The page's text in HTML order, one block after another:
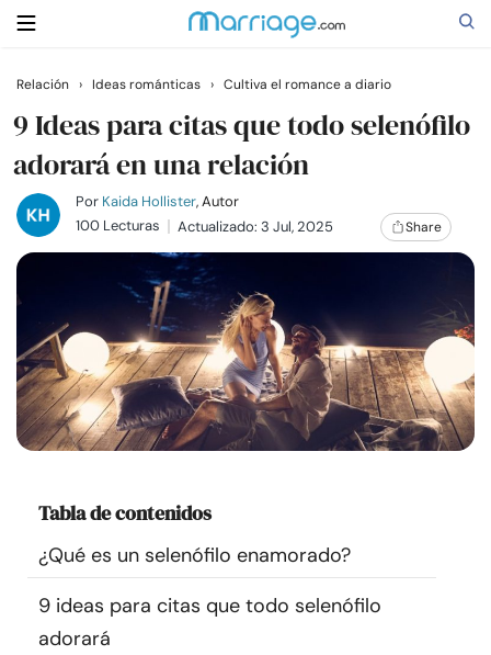
Buscar
Casarse
Relaciones
Familia
Ayuda
Cursos
Recursos
Comunidad
Encuentra un terapeuta
Relación › Ideas románticas › Cultiva el romance a diario
9 Ideas para citas que todo selenófilo
adorará en una relación
Por Kaida Hollister, Autor
100 Lecturas
Actualizado: 3 Jul, 2025 Share
Tabla de contenidos
¿Qué es un selenófilo enamorado?
9 ideas para citas que todo selenófilo
adorará